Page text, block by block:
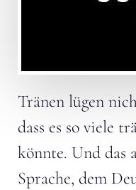
Tränen lügen
dass es so viele
könnte. Und das
Sprache, dem